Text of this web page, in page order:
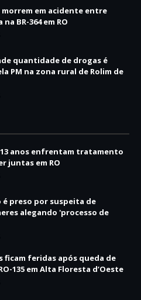
morrem em acidente entre
BR-364 em RO
quantidade de drogas é
PM na zona rural de Rolim de
13 anos enfrentam tratamento
juntas em RO
preso por suspeita de
alegando 'processo de
ficam feridas após queda de
135 em Alta Floresta d’Oeste